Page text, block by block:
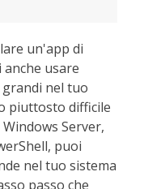
un'app di
usare
nel tuo
piuttosto difficile
Server,
puoi
nel tuo sistema
passo che